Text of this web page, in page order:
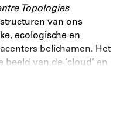
Topologies
van ons
ecologische en
belichamen. Het
van de ‘cloud’ en